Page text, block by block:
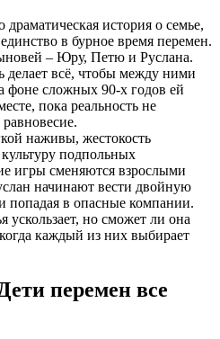
история о семье,
в бурное время перемен.
– Юру, Петю и Руслана.
делает всё, чтобы между ними
фоне сложных 90-х годов ей
пока реальность не
наживы, жестокость
подпольных
игры сменяются взрослыми
начинают вести двойную
попадая в опасные компании.
ускользает, но сможет ли она
каждый из них выбирает
перемен все